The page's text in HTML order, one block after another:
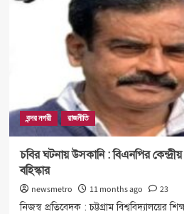
ব্যস্ত
পদ-
পদবি
নিয়ে-
সংগঠন
উপেক্ষিত
বন্দর নগরী রাজনীতি
চবির ঘটনায় উসকানি : বিএনপির
বহিস্কার
newsmetro 11 months ago
23
নিজস্ব প্রতিবেদক : চট্টগ্রাম বিশ্ববিদ্যালয়ের